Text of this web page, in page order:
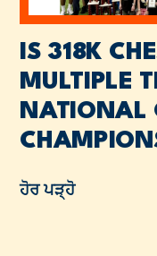
IS 318K
MULTIPLE
NATIONAL
ਹੋਰ ਪੜ੍ਹੋ